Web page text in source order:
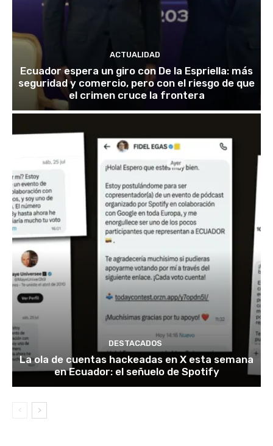
ACTUALIDAD
Ecuador espera un giro con De la Espriella: más
seguridad y comercio, pero con el riesgo de que
el crimen cruce la frontera
DESTACADOS
La ola de cuentas hackeadas en X esta semana
en Ecuador: el señuelo de Spotify